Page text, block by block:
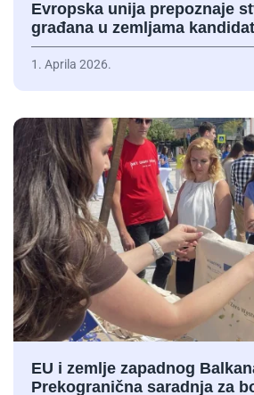
Evropska unija prepoznaje
građana u zemljama
1. Aprila 2026.
EU i zemlje zapadnog
Prekogranična saradnja za